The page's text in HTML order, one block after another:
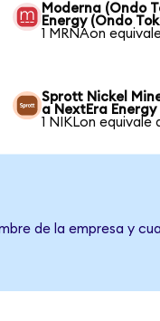
Moderna (Ondo
Energy (Ondo
1 MRNAon
Sprott Nickel
a NextEra
1 NIKLon equivale
de la empresa y